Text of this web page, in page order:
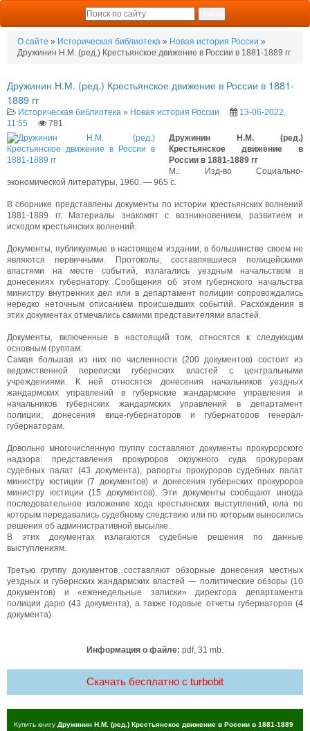
О сайте » Историческая библиотека » Новая история России »
Дружинин Н.М. (ред.) Крестьянское движение в России в 1881-1889 гг
Дружинин Н.М. (ред.) Крестьянское движение в России в 1881-
1889 гг
Историческая библиотека » Новая история России
13-06-2022,
11:55
781
Дружинин Н.М. (ред.)
Крестьянское движение в
России в 1881-1889 гг
М.: Изд-во Социально-
экономической литературы, 1960. — 965 с.
В сборнике представлены документы по истории крестьянских волнений
1881-1889 гг. Материалы знакомят с возникновением, развитием и
исходом крестьянских волнений.
Документы, публикуемые в настоящем издании, в большинстве своем не
являются первичными. Протоколы, составлявшиеся полицейскими
властями на месте событий, излагались уездным начальством в
донесениях губернатору. Сообщения об этом губернского начальства
министру внутренних дел или в департамент полиции сопровождались
нередко неточным описанием происшедших событий. Расхождения в
этих документах отмечались самими представителями властей.
Документы, включенные в настоящий том, относятся к следующим
основным группам:
Самая большая из них по численности (200 документов) состоит из
ведомственной переписки губернских властей с центральными
учреждениями. К ней относятся донесения начальников уездных
жандармских управлений в губернские жандармские управления и
начальников губернских жандармских управлений в департамент
полиции; донесения вице-губернаторов и губернаторов генерал-
губернаторам.
Довольно многочисленную группу составляют документы прокурорского
надзора: представления прокуроров окружного суда прокурорам
судебных палат (43 документа), рапорты прокуроров судебных палат
министру юстиции (7 документов) и донесения губернских прокуроров
министру юстиции (15 документов). Эти документы сообщают иногда
последовательное изложение хода крестьянских выступлений, юла по
которым передавались судебному следствию или по которым выносились
решения об административной высылке.
В этих документах излагаются судебные решения по данные
выступлениям.
Третью группу документов составляют обзорные донесения местных
уездных и губернских жандармских властей — политические обзоры (10
документов) и «еженедельные записки» директора департамента
полиции дарю (43 документа), а также годовые отчеты губернаторов (4
документа).
Информация о файле: pdf, 31 mb.
Скачать бесплатно c turbobit
Купить книгу Дружинин Н.М. (ред.) Крестьянское движение в России в 1881-1889